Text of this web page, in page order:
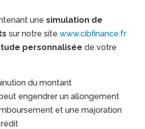
unesimulation de
sur notre sitewww.cibfinance.fr
personnalisée de votre
du montant
engendrer un allongement
et une majoration